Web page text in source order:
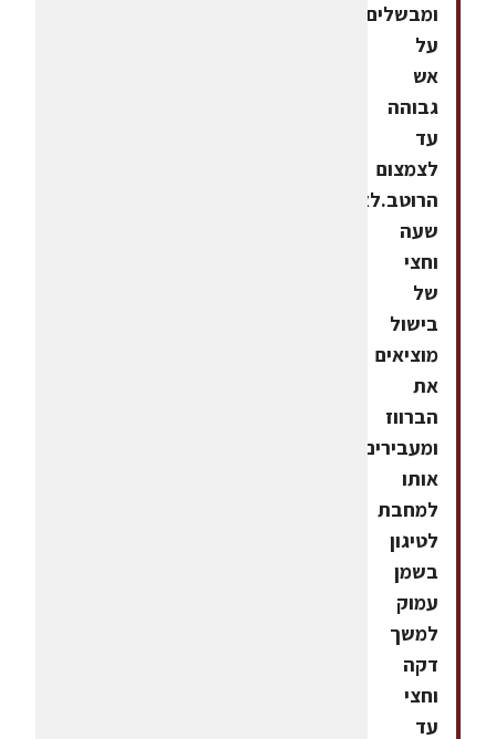
ומבשלים
על
אש
גבוהה
עד
לצמצום
הרוטב.לאחר
שעה
וחצי
של
בישול
מוציאים
את
הברווז
ומעבירים
אותו
למחבת
לטיגון
בשמן
עמוק
למשך
דקה
וחצי
עד